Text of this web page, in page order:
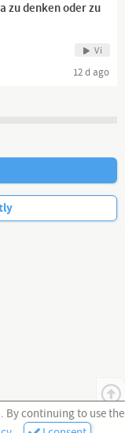
By continuing to use the
zu denken oder zu
Vi
12 d ago